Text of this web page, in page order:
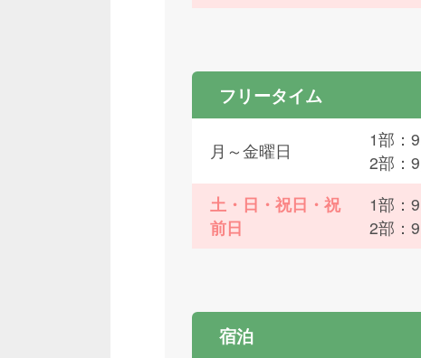
フリータイム
月～金曜日
1部：
2部：
土・日・祝日・祝
前日
1部：
2部：
宿泊